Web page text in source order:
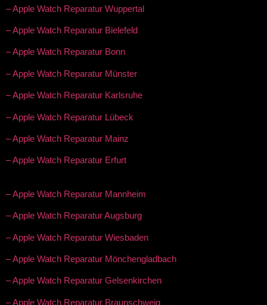
– Apple Watch Reparatur Wuppertal
– Apple Watch Reparatur Bielefeld
– Apple Watch Reparatur Bonn
– Apple Watch Reparatur Münster
– Apple Watch Reparatur Karlsruhe
– Apple Watch Reparatur Lübeck
– Apple Watch Reparatur Mainz
– Apple Watch Reparatur Erfurt
– Apple Watch Reparatur Mannheim
– Apple Watch Reparatur Augsburg
– Apple Watch Reparatur Wiesbaden
– Apple Watch Reparatur Mönchengladbach
– Apple Watch Reparatur Gelsenkirchen
– Apple Watch Reparatur Braunschweig